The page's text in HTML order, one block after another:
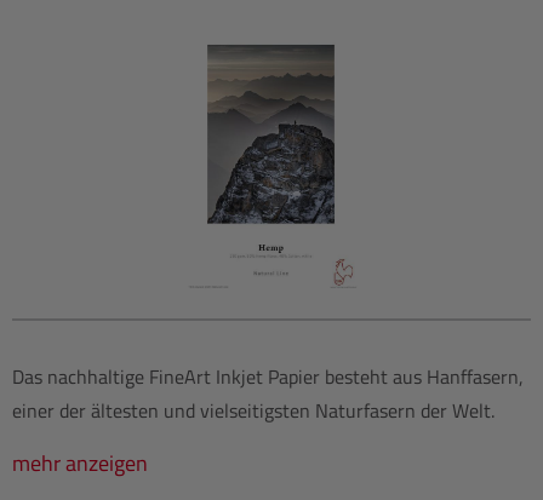
Bildergalerie überspringen
Das nachhaltige FineArt Inkjet Papier besteht aus Hanffasern,
einer der ältesten und vielseitigsten Naturfasern der Welt.
mehr anzeigen